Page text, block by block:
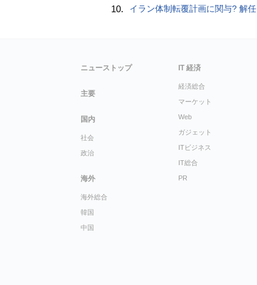
10. イラン体制転覆計画に関与? 解任
ニューストップ
主要
国内
社会
政治
海外
海外総合
韓国
中国
IT 経済
経済総合
マーケット
Web
ガジェット
ITビジネス
IT総合
PR